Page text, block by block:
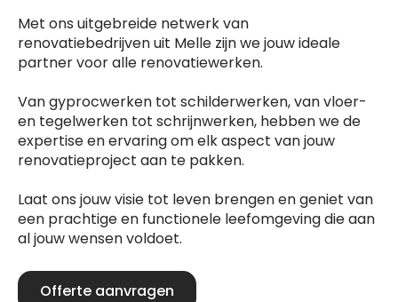
Met ons uitgebreide netwerk van
renovatiebedrijven uit Melle zijn we jouw ideale
partner voor alle renovatiewerken.
Van gyprocwerken tot schilderwerken, van vloer-
en tegelwerken tot schrijnwerken, hebben we de
expertise en ervaring om elk aspect van jouw
renovatieproject aan te pakken.
Laat ons jouw visie tot leven brengen en geniet van
een prachtige en functionele leefomgeving die aan
al jouw wensen voldoet.
Offerte aanvragen